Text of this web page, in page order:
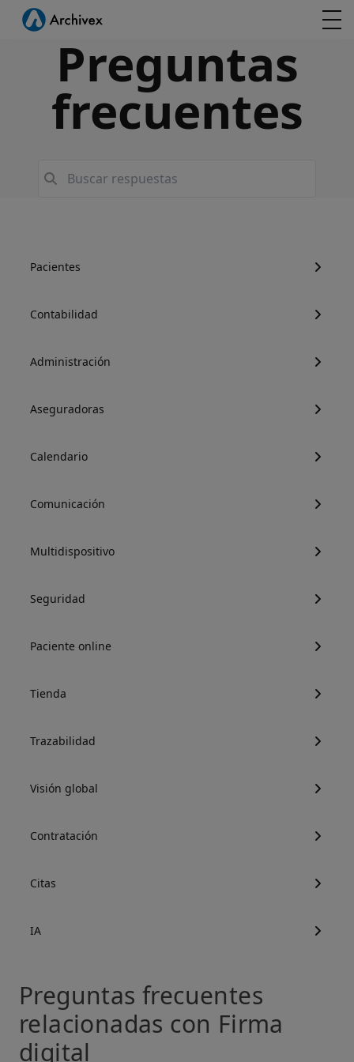
Preguntas
frecuentes
Pacientes
Contabilidad
Administración
Aseguradoras
Calendario
Comunicación
Multidispositivo
Seguridad
Paciente online
Tienda
Trazabilidad
Visión global
Contratación
Citas
IA
Preguntas frecuentes
relacionadas con Firma
digital